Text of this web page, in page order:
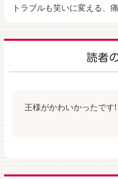
トラブルも笑いに変える、
読者
王様がかわいかったで